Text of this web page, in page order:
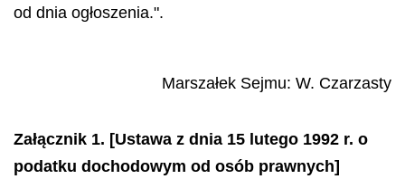
od dnia ogłoszenia.".
Marszałek Sejmu: W. Czarzasty
Załącznik 1. [Ustawa z dnia 15 lutego 1992 r. o
podatku dochodowym od osób prawnych]